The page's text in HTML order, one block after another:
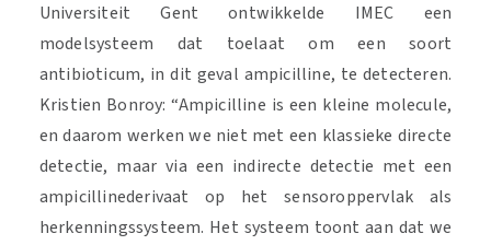
Universiteit Gent ontwikkelde IMEC een
modelsysteem dat toelaat om een soort
antibioticum, in dit geval ampicilline, te detecteren.
Kristien Bonroy: “Ampicilline is een kleine molecule,
en daarom werken we niet met een klassieke directe
detectie, maar via een indirecte detectie met een
ampicillinederivaat op het sensoroppervlak als
herkenningssysteem. Het systeem toont aan dat we